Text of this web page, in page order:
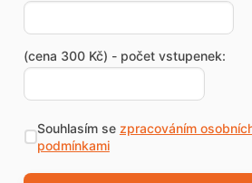
(cena 300 Kč) - počet vstupenek:
Souhlasím se zpracováním
podmínkami